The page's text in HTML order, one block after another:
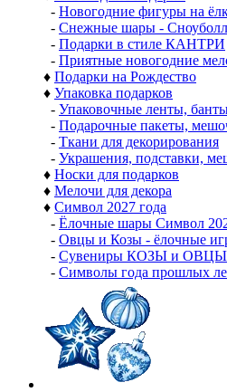
- Новогодние фигуры на
- Снежные шары -
- Подарки в стиле КАНТРИ
- Приятные новогодние
♦ Подарки на Рождество
♦ Упаковка подарков
- Упаковочные ленты,
- Подарочные пакеты,
- Ткани для декорирования
- Украшения, подставки,
♦ Носки для подарков
♦ Мелочи для декора
♦ Символ 2027 года
- Ёлочные шары Символ
- Овцы и Козы - ёлочные
- Сувениры КОЗЫ и ОВЦЫ
- Символы года прошлых